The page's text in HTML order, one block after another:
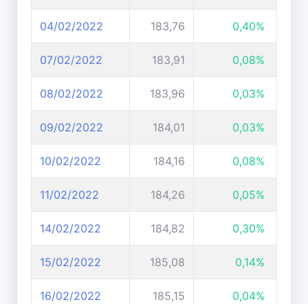
04/02/2022 183,76 0,40%
07/02/2022 183,91 0,08%
08/02/2022 183,96 0,03%
09/02/2022 184,01 0,03%
10/02/2022 184,16 0,08%
11/02/2022 184,26 0,05%
14/02/2022 184,82 0,30%
15/02/2022 185,08 0,14%
16/02/2022 185,15 0,04%